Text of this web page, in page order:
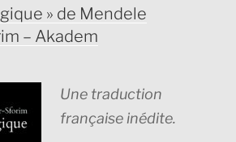
» de Mendele
– Akadem
Une traduction
française inédite.